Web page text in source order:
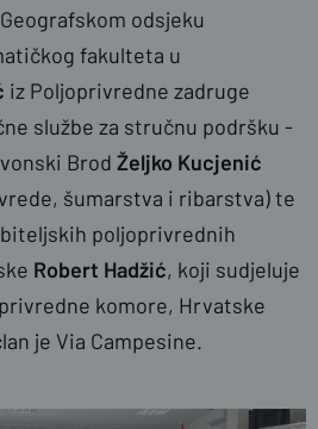
odsjeku
fakulteta u
iz Poljoprivredne zadruge
službe za stručnu podršku -
Brod Željko Kucjenić
šumarstva i ribarstva)te
poljoprivrednih
Robert Hadžić, koji sudjeluje
komore, Hrvatske
je Via Campesine.